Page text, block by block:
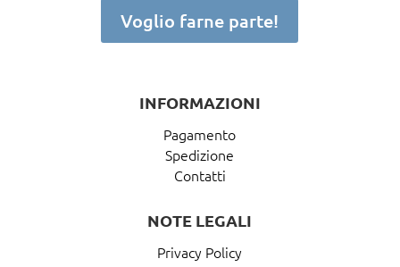
Voglio farne parte!
INFORMAZIONI
Pagamento
Spedizione
Contatti
NOTE LEGALI
Privacy Policy